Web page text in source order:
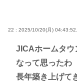
22 : 2025/10/20(月)
JICAホームタウ
なって思ったわ
長年築き上げて